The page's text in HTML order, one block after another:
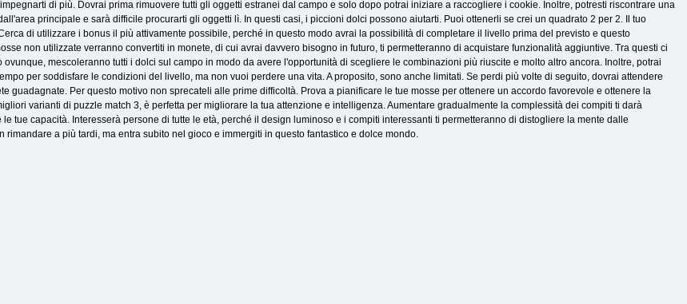
di più. Dovrai prima rimuovere tutti gli oggetti estranei dal campo e solo dopo potrai iniziare a raccogliere i cookie. Inoltre, potresti riscontrare una
principale e sarà difficile procurarti gli oggetti lì. In questi casi, i piccioni dolci possono aiutarti. Puoi ottenerli se crei un quadrato 2 per 2. Il tuo
di utilizzare i bonus il più attivamente possibile, perché in questo modo avrai la possibilità di completare il livello prima del previsto e questo
non utilizzate verranno convertiti in monete, di cui avrai davvero bisogno in futuro, ti permetteranno di acquistare funzionalità aggiuntive. Tra questi ci
mescoleranno tutti i dolci sul campo in modo da avere l'opportunità di scegliere le combinazioni più riuscite e molto altro ancora. Inoltre, potrai
per soddisfare le condizioni del livello, ma non vuoi perdere una vita. A proposito, sono anche limitati. Se perdi più volte di seguito, dovrai attendere
guadagnate. Per questo motivo non sprecateli alle prime difficoltà. Prova a pianificare le tue mosse per ottenere un accordo favorevole e ottenere la
varianti di puzzle match 3, è perfetta per migliorare la tua attenzione e intelligenza. Aumentare gradualmente la complessità dei compiti ti darà
tue capacità. Interesserà persone di tutte le età, perché il design luminoso e i compiti interessanti ti permetteranno di distogliere la mente dalle
a più tardi, ma entra subito nel gioco e immergiti in questo fantastico e dolce mondo.